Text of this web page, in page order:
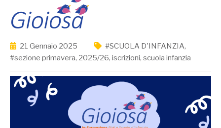
21 Gennaio 2025 #SCUOLA D'INFANZIA,
#sezione primavera, 2025/26, iscrizioni, scuola infanzia